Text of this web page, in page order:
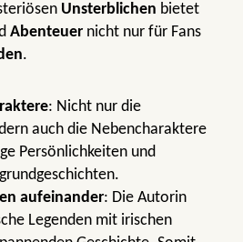
Unsterblichen bietet
Abenteuer nicht nur für Fans
.
: Nicht nur die
auch die Nebencharaktere
Persönlichkeiten und
aufeinander: Die Autorin
Legenden mit irischen